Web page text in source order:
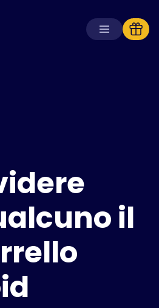
aziende
Ottieni Plus+
Accedi
Supportati
il